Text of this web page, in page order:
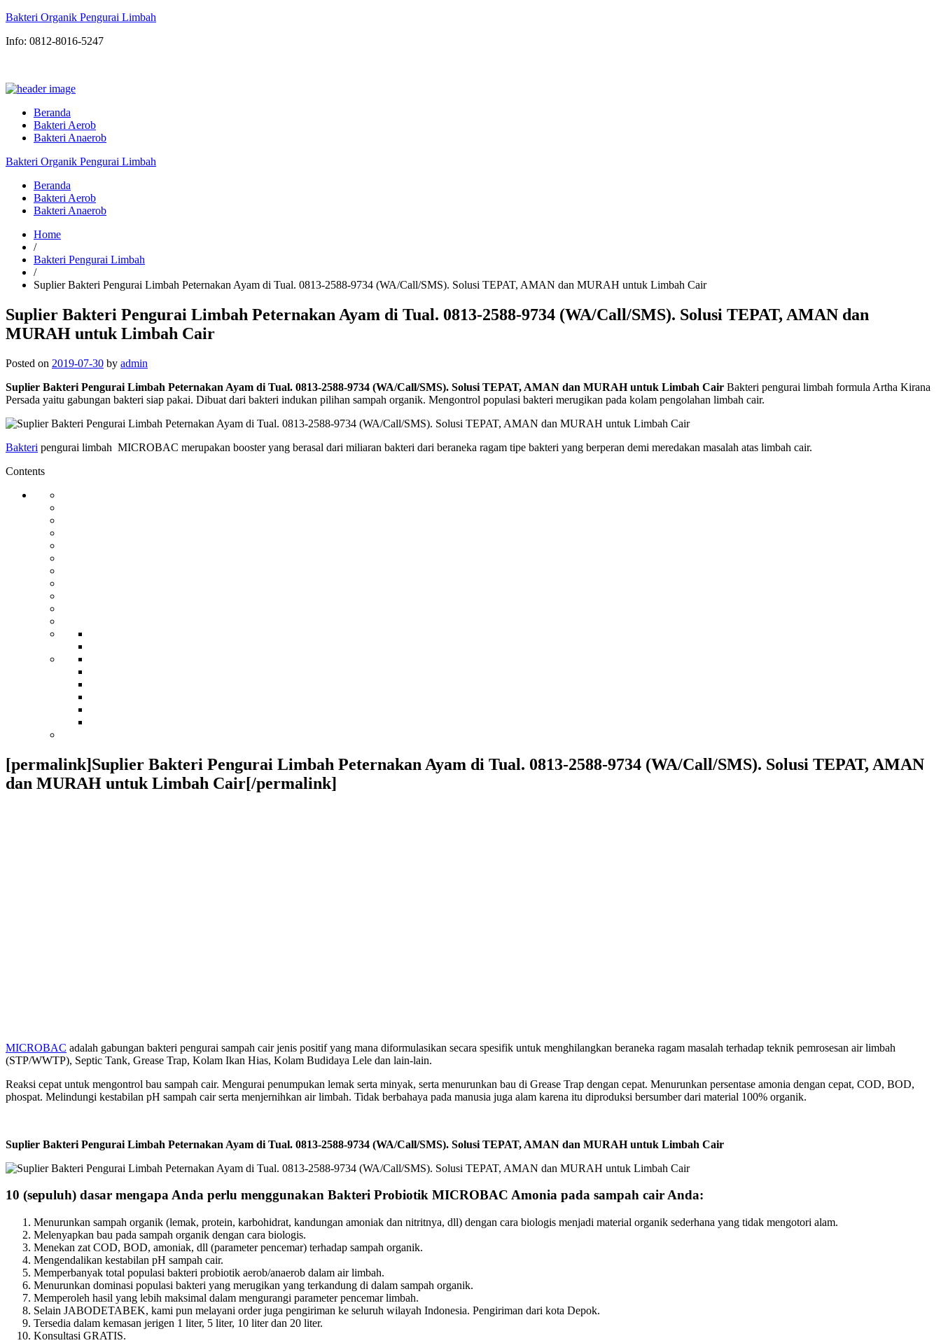
Bakteri Organik Pengurai Limbah
Info: 0812-8016-5247
Beranda
Bakteri Aerob
Bakteri Anaerob
Bakteri Organik Pengurai Limbah
Beranda
Bakteri Aerob
Bakteri Anaerob
Home
/
Bakteri Pengurai Limbah
/
Suplier Bakteri Pengurai Limbah Peternakan Ayam di Tual. 0813-2588-9734 (WA/Call/SMS). Solusi TEPAT, AMAN dan MURAH untuk Limbah Cair
Suplier Bakteri Pengurai Limbah Peternakan Ayam di Tual. 0813-2588-9734 (WA/Call/SMS). Solusi TEPAT, AMAN dan
MURAH untuk Limbah Cair
Posted on 2019-07-30 by admin
Suplier Bakteri Pengurai Limbah Peternakan Ayam di Tual. 0813-2588-9734 (WA/Call/SMS). Solusi TEPAT, AMAN dan MURAH untuk Limbah Cair Bakteri pengurai limbah formula Artha Kirana
Persada yaitu gabungan bakteri siap pakai. Dibuat dari bakteri indukan pilihan sampah organik. Mengontrol populasi bakteri merugikan pada kolam pengolahan limbah cair.
Bakteri pengurai limbah MICROBAC merupakan booster yang berasal dari miliaran bakteri dari beraneka ragam tipe bakteri yang berperan demi meredakan masalah atas limbah cair.
Contents
[permalink]Suplier Bakteri Pengurai Limbah Peternakan Ayam di Tual. 0813-2588-9734 (WA/Call/SMS). Solusi TEPAT, AMAN
dan MURAH untuk Limbah Cair[/permalink]
MICROBAC adalah gabungan bakteri pengurai sampah cair jenis positif yang mana diformulasikan secara spesifik untuk menghilangkan beraneka ragam masalah terhadap teknik pemrosesan air limbah
(STP/WWTP), Septic Tank, Grease Trap, Kolam Ikan Hias, Kolam Budidaya Lele dan lain-lain.
Reaksi cepat untuk mengontrol bau sampah cair. Mengurai penumpukan lemak serta minyak, serta menurunkan bau di Grease Trap dengan cepat. Menurunkan persentase amonia dengan cepat, COD, BOD,
phospat. Melindungi kestabilan pH sampah cair serta menjernihkan air limbah. Tidak berbahaya pada manusia juga alam karena itu diproduksi bersumber dari material 100% organik.
Suplier Bakteri Pengurai Limbah Peternakan Ayam di Tual. 0813-2588-9734 (WA/Call/SMS). Solusi TEPAT, AMAN dan MURAH untuk Limbah Cair
10 (sepuluh) dasar mengapa Anda perlu menggunakan Bakteri Probiotik MICROBAC Amonia pada sampah cair Anda:
Menurunkan sampah organik (lemak, protein, karbohidrat, kandungan amoniak dan nitritnya, dll) dengan cara biologis menjadi material organik sederhana yang tidak mengotori alam.
Melenyapkan bau pada sampah organik dengan cara biologis.
Menekan zat COD, BOD, amoniak, dll (parameter pencemar) terhadap sampah organik.
Mengendalikan kestabilan pH sampah cair.
Memperbanyak total populasi bakteri probiotik aerob/anaerob dalam air limbah.
Menurunkan dominasi populasi bakteri yang merugikan yang terkandung di dalam sampah organik.
Memperoleh hasil yang lebih maksimal dalam mengurangi parameter pencemar limbah.
Selain JABODETABEK, kami pun melayani order juga pengiriman ke seluruh wilayah Indonesia. Pengiriman dari kota Depok.
Tersedia dalam kemasan jerigen 1 liter, 5 liter, 10 liter dan 20 liter.
Konsultasi GRATIS.